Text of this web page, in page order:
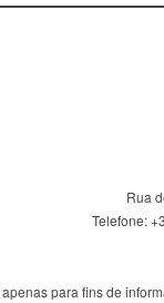
Rua
Telefone:
para fins de